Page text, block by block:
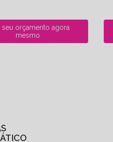
seu orçamento agora
mesmo